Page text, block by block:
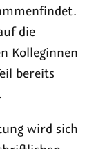
die
Kolleginnen
bereits
wird sich